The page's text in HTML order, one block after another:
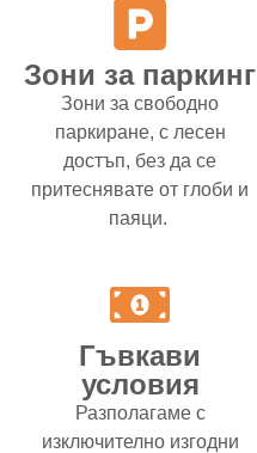
Зони за паркинг
Зони за свободно
паркиране, с лесен
достъп, без да се
притеснявате от глоби и
паяци.
Гъвкави
условия
Разполагаме с
изключително изгодни